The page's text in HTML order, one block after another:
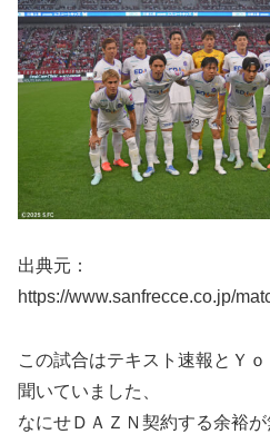
出典元：
https://www.sanfrecce.co.jp/
この試合はテキスト速報とＹ
聞いていました、
なにせＤＡＺＮ契約する余裕